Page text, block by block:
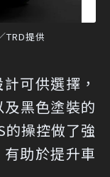
TRD提供
可供選擇，
黑色塗裝的
的操控做了強
助於提升車